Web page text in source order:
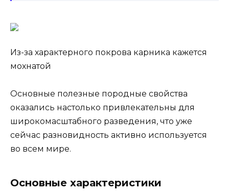
Из-за характерного покрова карника кажется
мохнатой
Основные полезные породные свойства
оказались настолько привлекательны для
широкомасштабного разведения, что уже
сейчас разновидность активно используется
во всем мире.
Основные характеристики